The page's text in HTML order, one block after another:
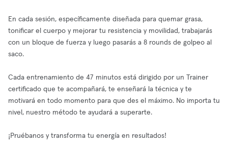
En cada sesión, específicamente diseñada para quemar grasa,
tonificar el cuerpo y mejorar tu resistencia y movilidad, trabajarás
con un bloque de fuerza y luego pasarás a 8 rounds de golpeo al
saco.
Cada entrenamiento de 47 minutos está dirigido por un Trainer
certificado que te acompañará, te enseñará la técnica y te
motivará en todo momento para que des el máximo. No importa tu
nivel, nuestro método te ayudará a superarte.
¡Pruébanos y transforma tu energía en resultados!